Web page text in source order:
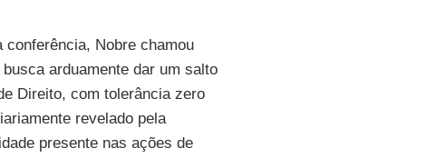
Nobre chamou
arduamente dar um salto
Direito, com tolerância zero
revelado pela
presente nas ações de